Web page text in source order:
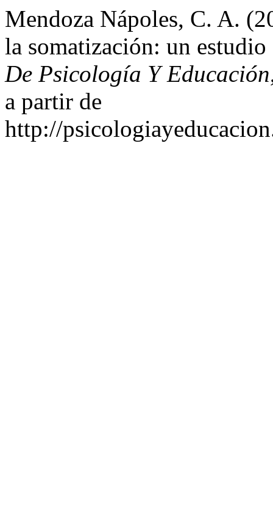
Mendoza Nápoles, C. A.
la somatización: un
De Psicología Y Educación
a partir de
http://